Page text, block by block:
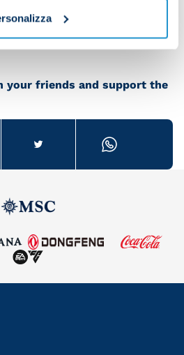
your friends and support the